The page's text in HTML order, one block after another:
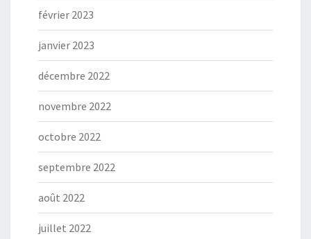
février 2023
janvier 2023
décembre 2022
novembre 2022
octobre 2022
septembre 2022
août 2022
juillet 2022